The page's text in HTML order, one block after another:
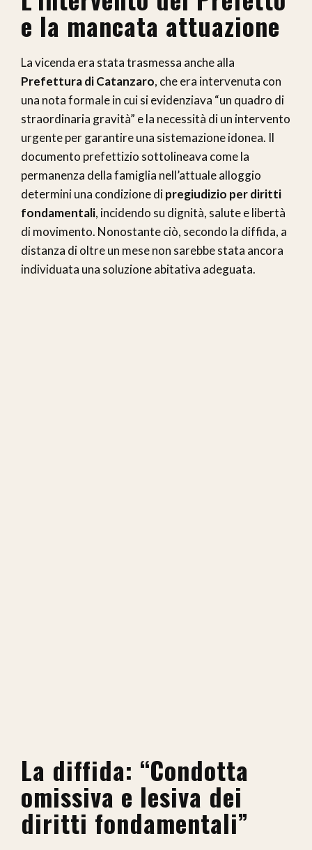
e la mancata attuazione
La vicenda era stata trasmessa anche alla
Prefettura di Catanzaro, che era intervenuta con
una nota formale in cui si evidenziava “un quadro di
straordinaria gravità” e la necessità di un intervento
urgente per garantire una sistemazione idonea. Il
documento prefettizio sottolineava come la
permanenza della famiglia nell’attuale alloggio
determini una condizione dipregiudizio per diritti
fondamentali, incidendo su dignità, salute e libertà
di movimento. Nonostante ciò, secondo la diffida, a
distanza di oltre un mese non sarebbe stata ancora
individuata una soluzione abitativa adeguata.
La diffida: “Condotta
omissiva e lesiva dei
diritti fondamentali”